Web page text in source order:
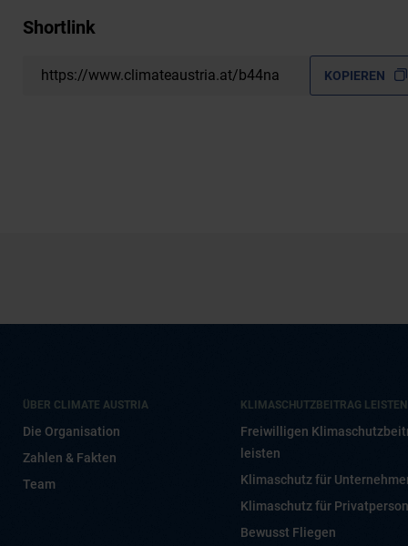
Shortlink
https://www.climateaustria.at/b44na KOPIEREN
ÜBER CLIMATE AUSTRIA
Die Organisation
Zahlen & Fakten
Team
KLIMASCHUTZBEITRAG LEISTEN
Freiwilligen
leisten
Klimaschutz für
Klimaschutz für
Bewusst Fliegen